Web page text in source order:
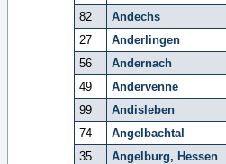
82
Andechs
27
Anderlingen
56
Andernach
49
Andervenne
99
Andisleben
74
Angelbachtal
35
Angelburg, Hessen